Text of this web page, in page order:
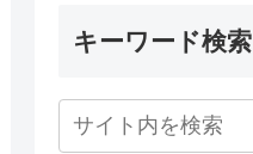
キーワード検索